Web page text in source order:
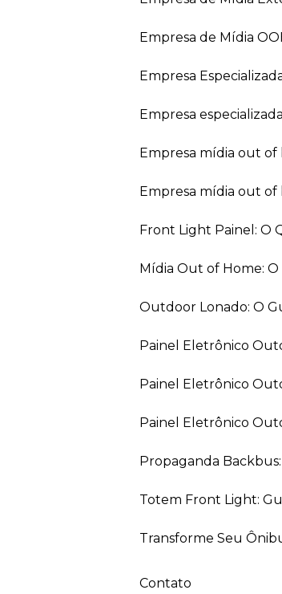
Empresa de Mídia
Empresa
Empresa
Empresa mídia out
Empresa mídia out
Front Light Painel: O
Mídia Out of Home:
Outdoor Lonado: O
Painel Eletrônico
Painel Eletrônico
Painel Eletrônico
Propaganda
Totem Front Light:
Transforme Seu
Contato